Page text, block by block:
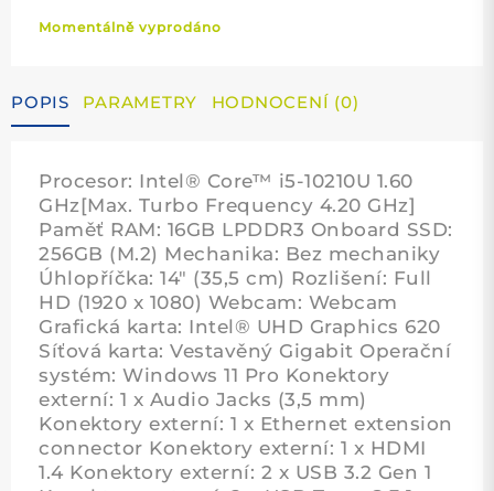
Momentálně vyprodáno
POPIS PARAMETRY HODNOCENÍ (0)
Procesor: Intel® Core™ i5-10210U 1.60
GHz[Max. Turbo Frequency 4.20 GHz]
Paměť RAM: 16GB LPDDR3 Onboard SSD:
256GB (M.2) Mechanika: Bez mechaniky
Úhlopříčka: 14" (35,5 cm) Rozlišení: Full
HD (1920 x 1080) Webcam: Webcam
Grafická karta: Intel® UHD Graphics 620
Síťová karta: Vestavěný Gigabit Operační
systém: Windows 11 Pro Konektory
externí: 1 x Audio Jacks (3,5 mm)
Konektory externí: 1 x Ethernet extension
connector Konektory externí: 1 x HDMI
1.4 Konektory externí: 2 x USB 3.2 Gen 1